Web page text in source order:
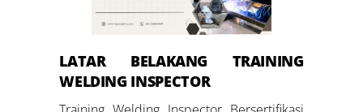
LATAR BELAKANG
TRAINING
WELDING INSPECTOR